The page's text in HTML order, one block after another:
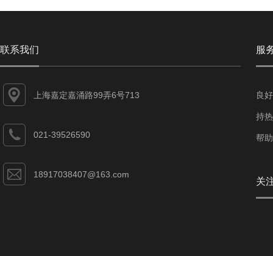
联系我们
上海嘉定嘉涌路99弄6号713
021-39526590
18917038407@163.com
服
良
持
帮
关